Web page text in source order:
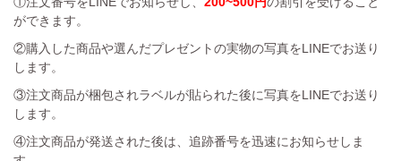
ができます。
②購入した商品や選んだプレゼントの実物の写真をLINEでお送り
します。
③注文商品が梱包されラベルが貼られた後に写真をLINEでお送り
します。
④注文商品が発送された後は、追跡番号を迅速にお知らせしま